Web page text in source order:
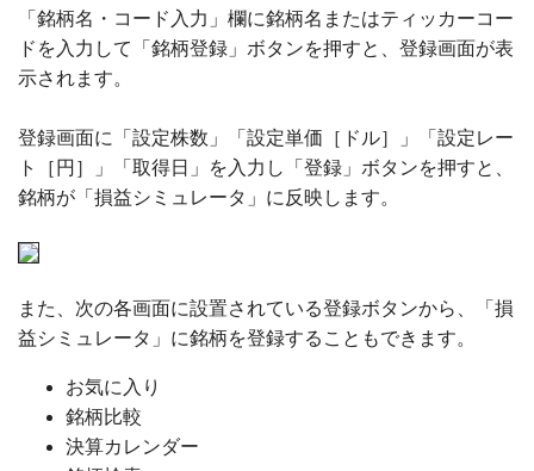
「銘柄名・コード入力」欄に銘柄名またはティッカーコー
ドを入力して「銘柄登録」ボタンを押すと、登録画面が表
示されます。
登録画面に「設定株数」「設定単価［ドル］」「設定レー
ト［円］」「取得日」を入力し「登録」ボタンを押すと、
銘柄が「損益シミュレータ」に反映します。
また、次の各画面に設置されている登録ボタンから、「損
益シミュレータ」に銘柄を登録することもできます。
お気に入り
銘柄比較
決算カレンダー